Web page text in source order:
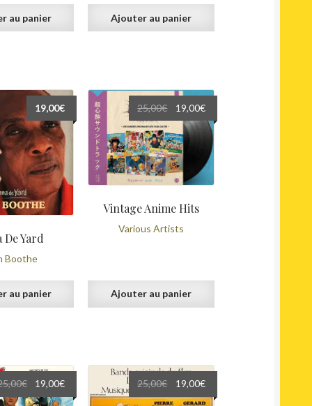
au panier Ajouter au panier
De Yard
Boothe
19,00€
au panier
Vintage Anime Hits
Various Artists
25,00€
Le
prix
initial
était :
25,00€.
19,00€Le
prix
actuel
est :
19,00€.
Ajouter au panier
€
Le
prix
19,00€Le
prix
25,00€
Le
prix
19,00€Le
prix